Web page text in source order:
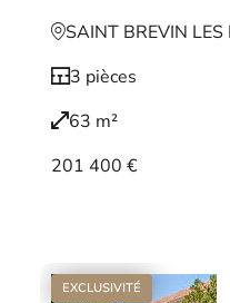
SAINT BREVIN LES
3 pièces
63 m²
201 400 €
EXCLUSIVITÉ